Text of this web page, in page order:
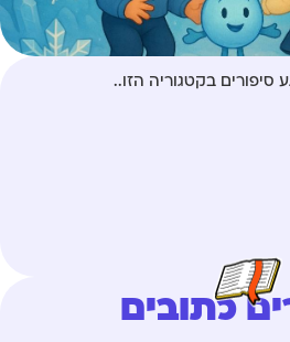
סיפורים בקטגוריה הזו..
כתובים